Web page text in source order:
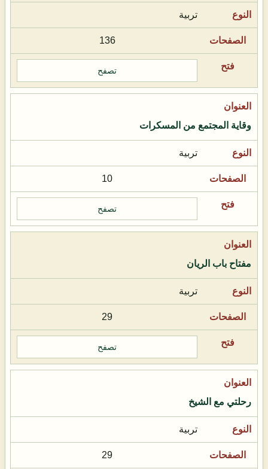
تربية
136
تصفح
وقاية المجتمع من المسكرات
تربية
10
تصفح
مفتاح باب الريان
تربية
29
تصفح
رحلتي مع الشيخ
تربية
29